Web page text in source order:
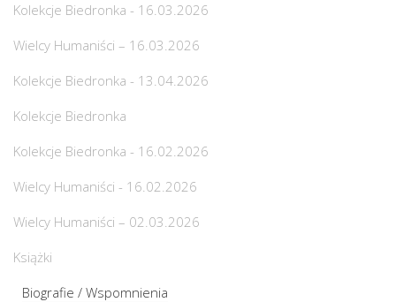
Kolekcje Biedronka - 16.03.2026
Wielcy Humaniści – 16.03.2026
Kolekcje Biedronka - 13.04.2026
Kolekcje Biedronka
Kolekcje Biedronka - 16.02.2026
Wielcy Humaniści - 16.02.2026
Wielcy Humaniści – 02.03.2026
Książki
Biografie / Wspomnienia